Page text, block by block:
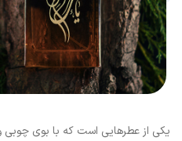
یکی از عطرهایی است که با بوی چوبی